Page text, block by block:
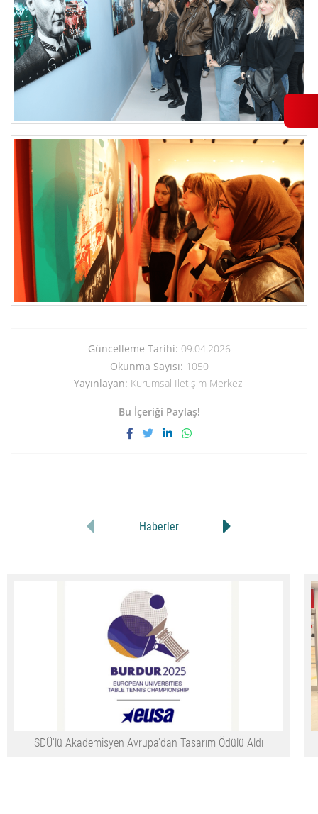
Güncelleme Tarihi: 09.04.2026
Okunma Sayısı: 1050
Yayınlayan: Kurumsal İletişim Merkezi
Bu İçeriği Paylaş!
Haberler
SDÜ'lü Akademisyen Avrupa'dan Tasarım Ödülü Aldı